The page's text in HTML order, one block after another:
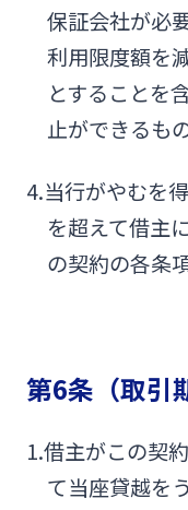
保証会社が必
利用限度額を
とすることを
止ができるも
4.当行がやむを
を超えて借主
の契約の各条
第6条（取引
1.借主がこの契
て当座貸越を